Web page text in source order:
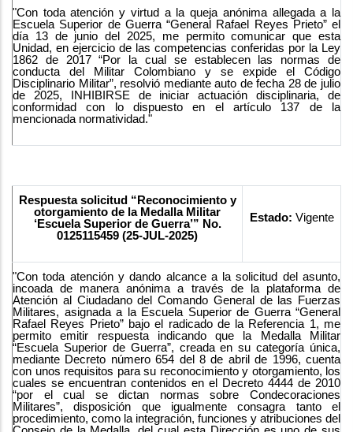
"Con toda atención y virtud a la queja anónima allegada a la
Escuela Superior de Guerra “General Rafael Reyes Prieto” el
día 13 de junio del 2025, me permito comunicar que esta
Unidad, en ejercicio de las competencias conferidas por la Ley
1862 de 2017 “Por la cual se establecen las normas de
conducta del Militar Colombiano y se expide el Código
Disciplinario Militar”, resolvió mediante auto de fecha 28 de julio
de 2025, INHIBIRSE de iniciar actuación disciplinaria, de
conformidad con lo dispuesto en el artículo 137 de la
mencionada normatividad."
Respuesta solicitud “Reconocimiento y
otorgamiento de la Medalla Militar
‘Escuela Superior de Guerra’” No.
0125115459 (25-JUL-2025)
Estado: Vigente
"Con toda atención y dando alcance a la solicitud del asunto,
incoada de manera anónima a través de la plataforma de
Atención al Ciudadano del Comando General de las Fuerzas
Militares, asignada a la Escuela Superior de Guerra “General
Rafael Reyes Prieto” bajo el radicado de la Referencia 1, me
permito emitir respuesta indicando que la Medalla Militar
“Escuela Superior de Guerra”, creada en su categoría única,
mediante Decreto número 654 del 8 de abril de 1996, cuenta
con unos requisitos para su reconocimiento y otorgamiento, los
cuales se encuentran contenidos en el Decreto 4444 de 2010
“por el cual se dictan normas sobre Condecoraciones
Militares”, disposición que igualmente consagra tanto el
procedimiento, como la integración, funciones y atribuciones del